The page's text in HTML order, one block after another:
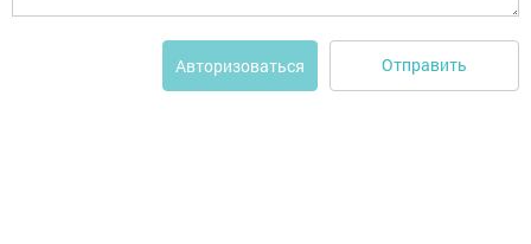
Авторизоваться Отправить